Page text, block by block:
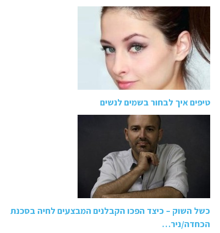
טיפים איך לבחור בשמים לנשים
כשל השוק – כיצד הפכו הקבלנים המבצעים לחיה בסכנת
הכחדה/ניר…